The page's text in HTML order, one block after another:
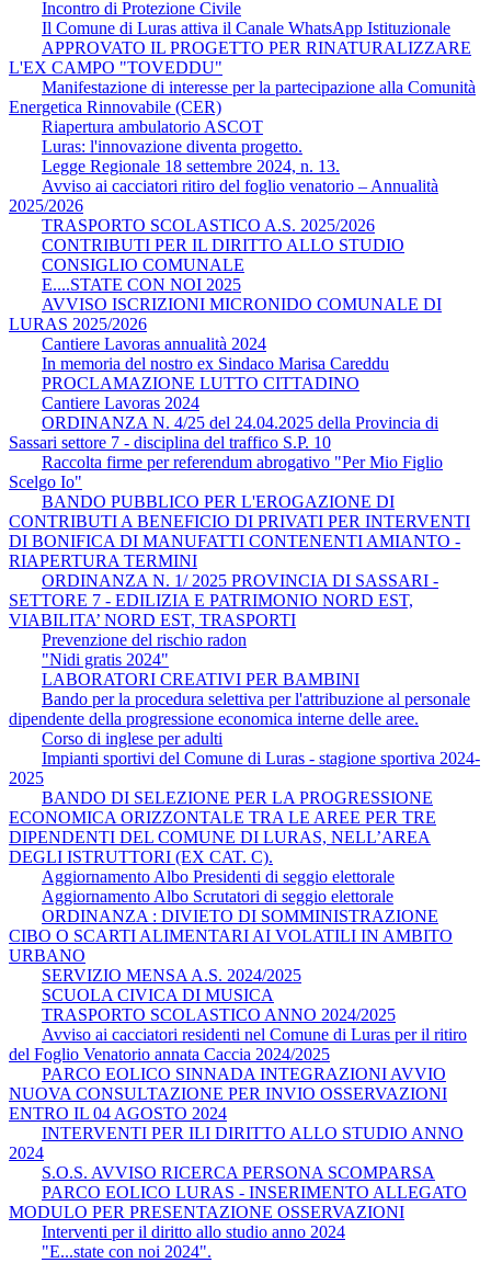
Incontro di Protezione Civile
Il Comune di Luras attiva il Canale WhatsApp Istituzionale
APPROVATO IL PROGETTO PER RINATURALIZZARE
L'EX CAMPO "TOVEDDU"
Manifestazione di interesse per la partecipazione alla Comunità
Energetica Rinnovabile (CER)
Riapertura ambulatorio ASCOT
Luras: l'innovazione diventa progetto.
Legge Regionale 18 settembre 2024, n. 13.
Avviso ai cacciatori ritiro del foglio venatorio – Annualità
2025/2026
TRASPORTO SCOLASTICO A.S. 2025/2026
CONTRIBUTI PER IL DIRITTO ALLO STUDIO
CONSIGLIO COMUNALE
E....STATE CON NOI 2025
AVVISO ISCRIZIONI MICRONIDO COMUNALE DI
LURAS 2025/2026
Cantiere Lavoras annualità 2024
In memoria del nostro ex Sindaco Marisa Careddu
PROCLAMAZIONE LUTTO CITTADINO
Cantiere Lavoras 2024
ORDINANZA N. 4/25 del 24.04.2025 della Provincia di
Sassari settore 7 - disciplina del traffico S.P. 10
Raccolta firme per referendum abrogativo "Per Mio Figlio
Scelgo Io"
BANDO PUBBLICO PER L'EROGAZIONE DI
CONTRIBUTI A BENEFICIO DI PRIVATI PER INTERVENTI
DI BONIFICA DI MANUFATTI CONTENENTI AMIANTO -
RIAPERTURA TERMINI
ORDINANZA N. 1/ 2025 PROVINCIA DI SASSARI -
SETTORE 7 - EDILIZIA E PATRIMONIO NORD EST,
VIABILITA’ NORD EST, TRASPORTI
Prevenzione del rischio radon
"Nidi gratis 2024"
LABORATORI CREATIVI PER BAMBINI
Bando per la procedura selettiva per l'attribuzione al personale
dipendente della progressione economica interne delle aree.
Corso di inglese per adulti
Impianti sportivi del Comune di Luras - stagione sportiva 2024-
2025
BANDO DI SELEZIONE PER LA PROGRESSIONE
ECONOMICA ORIZZONTALE TRA LE AREE PER TRE
DIPENDENTI DEL COMUNE DI LURAS, NELL’AREA
DEGLI ISTRUTTORI (EX CAT. C).
Aggiornamento Albo Presidenti di seggio elettorale
Aggiornamento Albo Scrutatori di seggio elettorale
ORDINANZA : DIVIETO DI SOMMINISTRAZIONE
CIBO O SCARTI ALIMENTARI AI VOLATILI IN AMBITO
URBANO
SERVIZIO MENSA A.S. 2024/2025
SCUOLA CIVICA DI MUSICA
TRASPORTO SCOLASTICO ANNO 2024/2025
Avviso ai cacciatori residenti nel Comune di Luras per il ritiro
del Foglio Venatorio annata Caccia 2024/2025
PARCO EOLICO SINNADA INTEGRAZIONI AVVIO
NUOVA CONSULTAZIONE PER INVIO OSSERVAZIONI
ENTRO IL 04 AGOSTO 2024
INTERVENTI PER ILI DIRITTO ALLO STUDIO ANNO
2024
S.O.S. AVVISO RICERCA PERSONA SCOMPARSA
PARCO EOLICO LURAS - INSERIMENTO ALLEGATO
MODULO PER PRESENTAZIONE OSSERVAZIONI
Interventi per il diritto allo studio anno 2024
"E...state con noi 2024".